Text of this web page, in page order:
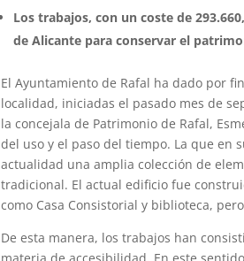
Los trabajos, con un coste de
de Alicante para conservar el
El Ayuntamiento de Rafal ha dado por
localidad, iniciadas el pasado mes de
la concejala de Patrimonio de Rafal,
del uso y el paso del tiempo. La que en
actualidad una amplia colección de
tradicional. El actual edificio fue
como Casa Consistorial y biblioteca,
De esta manera, los trabajos han